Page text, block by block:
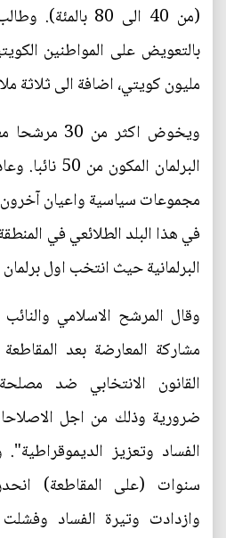
(من 40 الى 80
مليون كويتي، اضافة الى ثلاثة
ويخوض اكثر
البرلمان
مجموعات سياسية واعيان آخرون
في هذا البلد الطلائعي في
البرلمانية حيث انتخب اول برلمان
وقال المرشح الاسلامي
مشاركة المعارضة بعد
القانون الانتخابي ضد
ضرورية وذلك من اجل
الفساد وتعزيز
سنوات (على المقاطعة)
وازدادت وتيرة الفساد